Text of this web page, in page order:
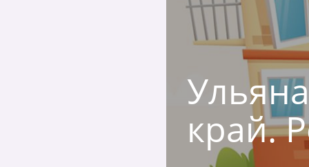
край.